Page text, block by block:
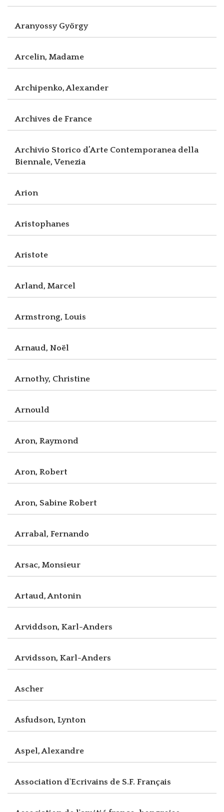
Aranyossy György
Arcelin, Madame
Archipenko, Alexander
Archives de France
Archivio Storico d’Arte Contemporanea della
Biennale, Venezia
Arion
Aristophanes
Aristote
Arland, Marcel
Armstrong, Louis
Arnaud, Noël
Arnothy, Christine
Arnould
Aron, Raymond
Aron, Robert
Aron, Sabine Robert
Arrabal, Fernando
Arsac, Monsieur
Artaud, Antonin
Arviddson, Karl-Anders
Arvidsson, Karl-Anders
Ascher
Asfudson, Lynton
Aspel, Alexandre
Association d'Ecrivains de S.F. Français